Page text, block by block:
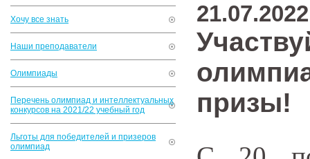
Хочу все знать
Наши преподаватели
Олимпиады
Перечень олимпиад и интеллектуальных
конкурсов на 2021/22 учебный год
Льготы для победителей и призеров
олимпиад
21.07.2022
призы!